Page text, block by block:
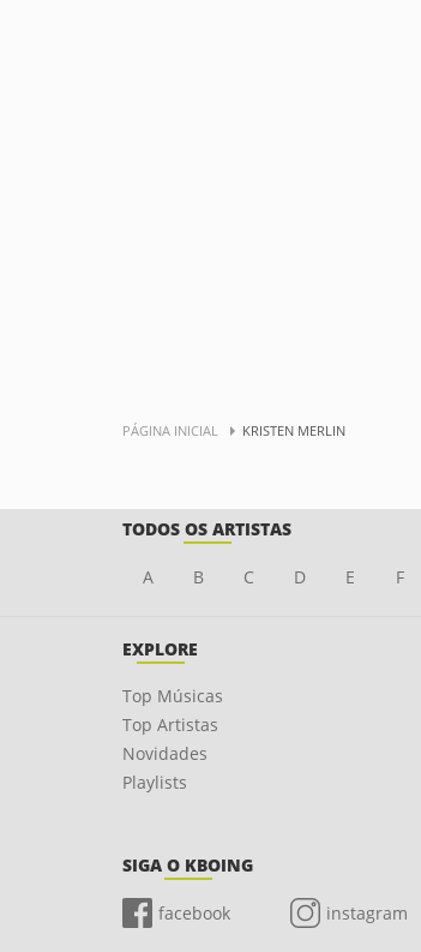
PÁGINA INICIAL KRISTEN MERLIN
TODOS OS ARTISTAS
A B C D E F
EXPLORE
Top Músicas
Top Artistas
Novidades
Playlists
SIGA O KBOING
facebook instagram